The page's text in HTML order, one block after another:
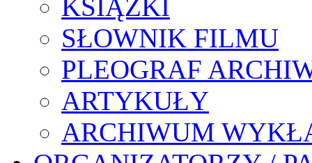
KSIĄŻKI
SŁOWNIK FILMU
PLEOGRAF
ARTYKUŁY
ARCHIWUM